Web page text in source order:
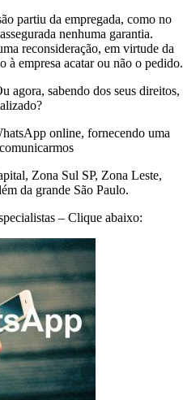
partiu da empregada, como no
nenhuma garantia.
reconsideração, em virtude da
à empresa acatar ou não o pedido.
agora, sabendo dos seus direitos,
online, fornecendo uma
Zona Sul SP, Zona Leste,
da grande São Paulo.
– Clique abaixo: